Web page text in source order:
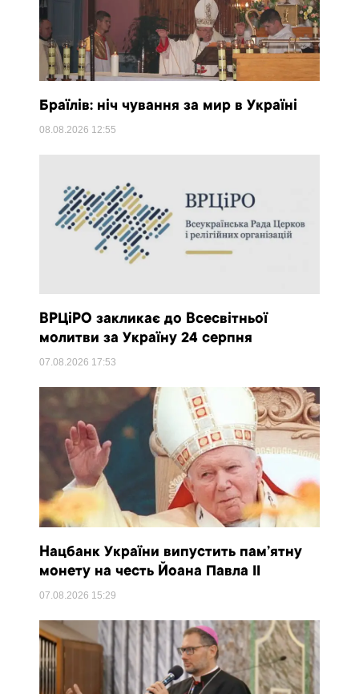
Браїлів: ніч чування за мир в Україні
08.08.2026 12:55
ВРЦіРО закликає до Всесвітньої
молитви за Україну 24 серпня
07.08.2026 17:53
Нацбанк України випустить пам’ятну
монету на честь Йоана Павла II
07.08.2026 15:29